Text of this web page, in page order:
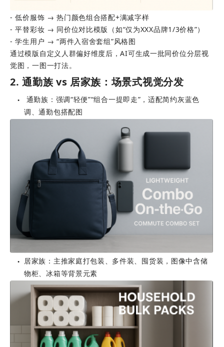
- 低价服饰 → 热门颜色组合搭配+满减字样
- 平替彩妆 → 同价位对比模版（如“仅为XXX品牌1/3价格”）
- 学生用户 → “两件入宿舍套组”风格图
通过模版自定义人群偏好维度后，AI可生成一批同价位分层视
觉图，一图一打法。
2. 通勤族 vs 居家族：场景式视觉分发
●
通勤族：强调“轻便”“组合一提即走”，适配简约灰蓝色
调、通勤包搭配图
●
居家族：主推家庭打包装、多件装、囤货装，图像中含储
物柜、冰箱等背景元素